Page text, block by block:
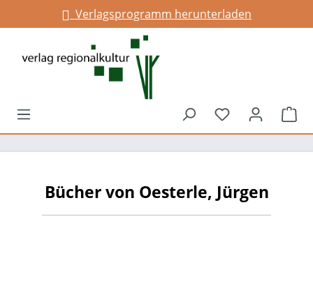
springenVerlagsprogramm herunterladen
Du hast 0
Bücher von Oesterle, Jürgen